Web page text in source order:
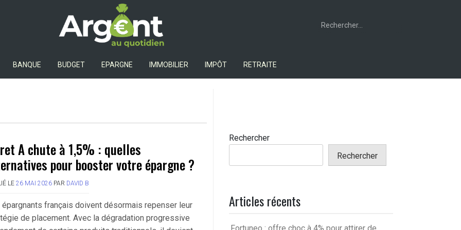
Argent Au Quotidien
Rechercher :
BANQUE BUDGET EPARGNE IMMOBILIER IMPÔT RETRAITE
A chute à 1,5% : quelles
pour booster votre épargne ?
LE 26 MAI 2026 PAR DAVID B
épargnants français doivent désormais repenser leur
de placement. Avec la dégradation progressive
Rechercher
Rechercher
Articles récents